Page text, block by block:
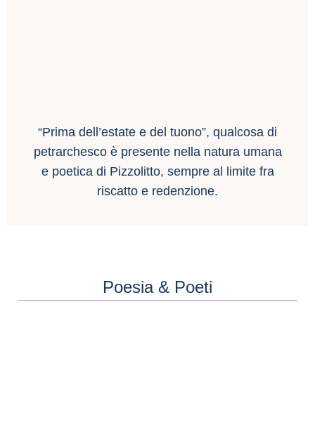
“Prima dell’estate e del tuono”, qualcosa di
petrarchesco è presente nella natura umana
e poetica di Pizzolitto, sempre al limite fra
riscatto e redenzione.
Poesia & Poeti